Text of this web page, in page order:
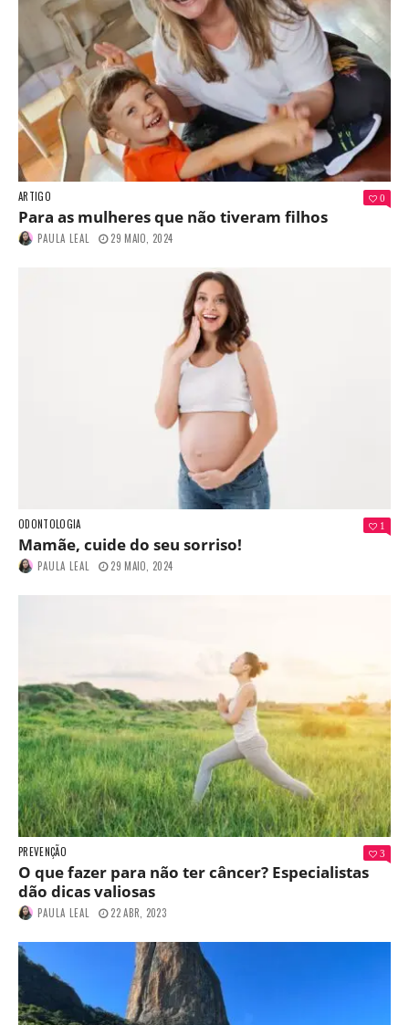
ARTIGO 0
Para as mulheres que não tiveram filhos
PAULA LEAL 29 MAIO, 2024
ODONTOLOGIA 1
Mamãe, cuide do seu sorriso!
PAULA LEAL 29 MAIO, 2024
PREVENÇÃO 3
O que fazer para não ter câncer? Especialistas
dão dicas valiosas
PAULA LEAL 22 ABR, 2023